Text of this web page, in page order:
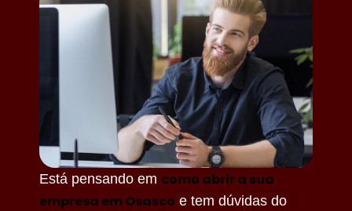
Está pensando em como abrir a sua
empresa em Osasco e tem dúvidas do